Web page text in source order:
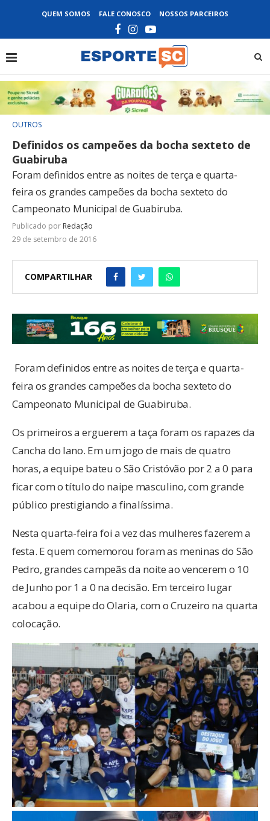
QUEM SOMOS FALE CONOSCO NOSSOS PARCEIROS
OUTROS
Definidos os campeões da bocha sexteto de
Guabiruba
Foram definidos entre as noites de terça e quarta-
feira os grandes campeões da bocha sexteto do
Campeonato Municipal de Guabiruba.
Publicado por Redação
29 de setembro de 2016
COMPARTILHAR
Foram definidos entre as noites de terça e quarta-
feira os grandes campeões da bocha sexteto do
Campeonato Municipal de Guabiruba.
Os primeiros a erguerem a taça foram os rapazes da
Cancha do Iano. Em um jogo de mais de quatro
horas, a equipe bateu o São Cristóvão por 2 a 0 para
ficar com o título do naipe masculino, com grande
público prestigiando a finalíssima.
Nesta quarta-feira foi a vez das mulheres fazerem a
festa. E quem comemorou foram as meninas do São
Pedro, grandes campeãs da noite ao vencerem o 10
de Junho por 1 a 0 na decisão. Em terceiro lugar
acabou a equipe do Olaria, com o Cruzeiro na quarta
colocação.